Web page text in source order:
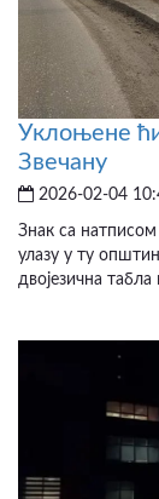
Уклоњене
Звечану
2026-02-04
Знак са
улазу у ту
двојезична табла